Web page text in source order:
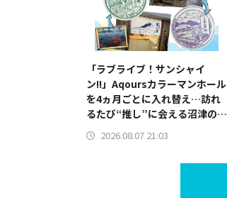
「ラブライブ！サンシャイ
ン!!」Aqoursカラーマンホール
を4ヵ月ごとに入れ替え…訪れ
るたび“推し”に会える沼津の聖
地（「ゆるキャン△」スタンプ
ラリーも設置）
2026.08.07 21:03